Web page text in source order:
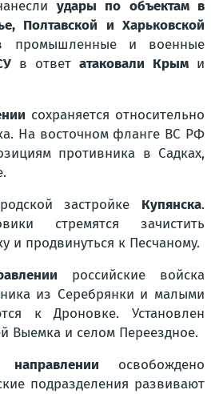
удары по объектам в
Полтавской и Харьковской
промышленные и военные
в ответатаковали Крыми
сохраняется относительно
На восточном фланге ВС РФ
противника в Садках,
застройке Купянска.
стремятся зачистить
и продвинуться к Песчаному.
российские войска
из Серебрянки и малыми
к Дроновке. Установлен
Выемка и селом Переездное.
направлении освобождено
подразделения развивают